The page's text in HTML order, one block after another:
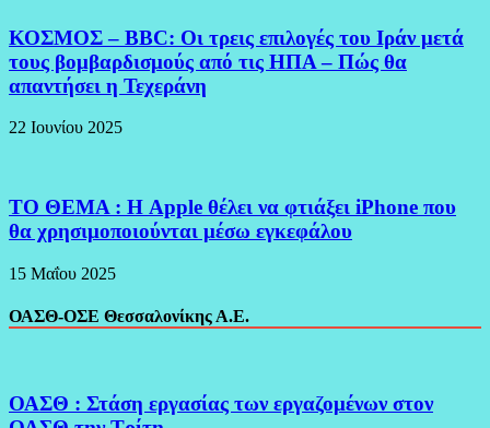
ΚΟΣΜΟΣ – BBC: Οι τρεις επιλογές του Ιράν μετά
τους βομβαρδισμούς από τις ΗΠΑ – Πώς θα
απαντήσει η Τεχεράνη
22 Ιουνίου 2025
ΤΟ ΘΕΜΑ : Η Apple θέλει να φτιάξει iPhone που
θα χρησιμοποιούνται μέσω εγκεφάλου
15 Μαΐου 2025
ΟΑΣΘ-ΟΣΕ Θεσσαλονίκης Α.Ε.
ΟΑΣΘ : Στάση εργασίας των εργαζομένων στον